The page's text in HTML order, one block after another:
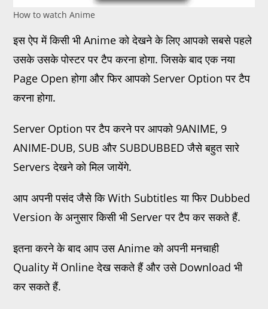
How to watch Anime
इस ऐप में किसी भी Anime को देखने के लिए आपको सबसे पहले
उसके उसके पोस्टर पर टैप करना होगा. जिसके बाद एक नया
Page Open होगा और फिर आपको Server Option पर टैप
करना होगा.
Server Option पर टैप करने पर आपको 9ANIME, 9
ANIME-DUB, SUB और SUBDUBBED जैसे बहुत सारे
Servers देखने को मिल जायेंगे.
आप अपनी पसंद जैसे कि With Subtitles या फिर Dubbed
Version के अनुसार किसी भी Server पर टैप कर सकते हैं.
इतना करने के बाद आप उस Anime को अपनी मनचाही
Quality में Online देख सकते हैं और उसे Download भी
कर सकते हैं.